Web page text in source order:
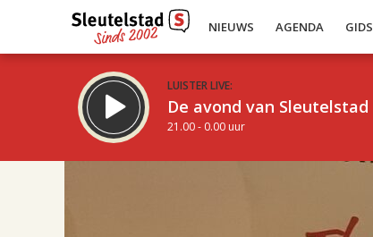
NIEUWS AGENDA GIDS
LUISTER LIVE:
De avond van Sleutelstad
21.00 - 0.00 uur